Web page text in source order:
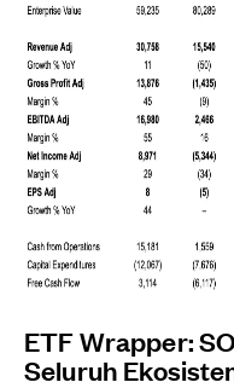
ETF Wrapper:
Seluruh